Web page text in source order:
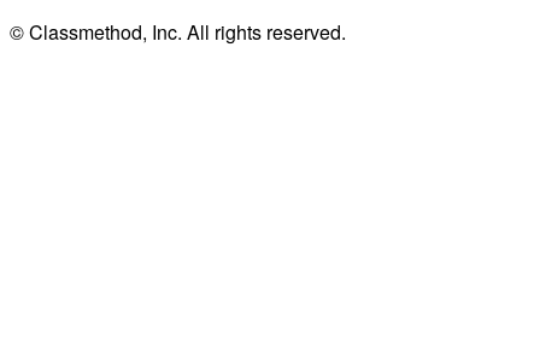
© Classmethod, Inc. All rights reserved.